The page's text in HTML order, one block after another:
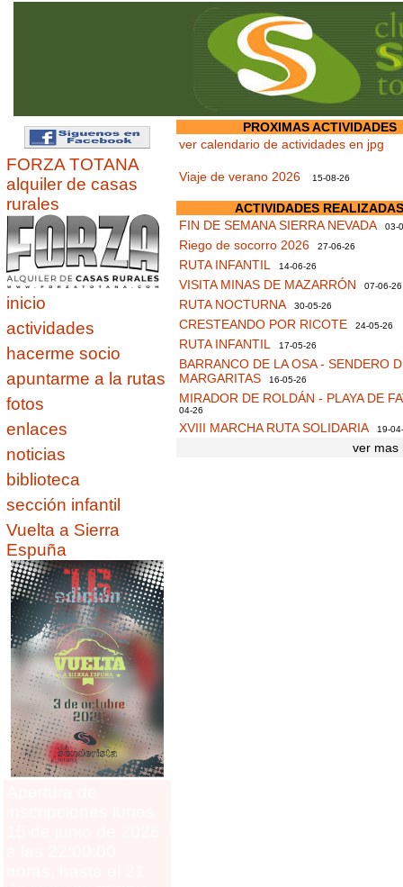
FORZA TOTANA
alquiler de casas
rurales
inicio
actividades
hacerme socio
apuntarme a la rutas
fotos
enlaces
noticias
biblioteca
sección infantil
Vuelta a Sierra
Espuña
PROXIMAS ACTIVIDADES
ver calendario de actividades en jpg
Viaje de verano 2026 15-08-26
ACTIVIDADES REALIZADAS
FIN DE SEMANA SIERRA NEVADA 03-
Riego de socorro 2026 27-06-26
RUTA INFANTIL 14-06-26
VISITA MINAS DE MAZARRÓN 07-06-26
RUTA NOCTURNA 30-05-26
CRESTEANDO POR RICOTE 24-05-26
RUTA INFANTIL 17-05-26
BARRANCO DE LA OSA - SENDERO
MARGARITAS 16-05-26
MIRADOR DE ROLDÁN - PLAYA DE
04-26
XVIII MARCHA RUTA SOLIDARIA 19-
ver mas